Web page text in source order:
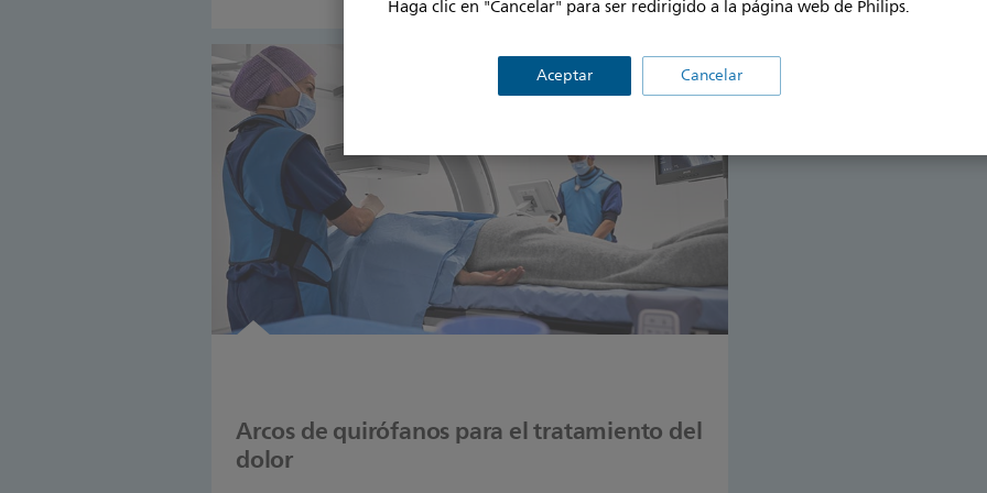
Haga clic en "Cancelar" para ser redirigido a la página web de Philips.
Aceptar Cancelar
Arcos de quirófanos para el tratamiento del
dolor